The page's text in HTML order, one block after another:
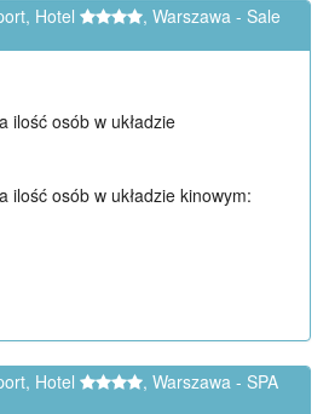
Hotel , Warszawa - Sale
ilość osób w układzie
ilość osób w układzie kinowym:
Hotel , Warszawa - SPA